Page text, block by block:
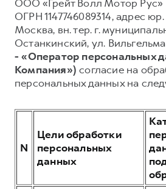
Страхование
Лизинг
ДЛЯ БИЗНЕСА
Корпоративным клиентам
Записаться на тест-драйв
GWM Безопасность
Мобильное приложение
Руководства по эксплуатации
Регламенты ТО
Электронный ПТС
Вакансии
Новости
Контакты
8 (800) 511-59-86
ООО «Грейт Волл Мотор Рус»
ОГРН 1147746089314, адрес юр.
Москва, вн. тер. г.
Останкинский, ул.
- «Оператор персональных
Компания») согласие на
персональных данных на
N
Цели обработки
персональных
данных